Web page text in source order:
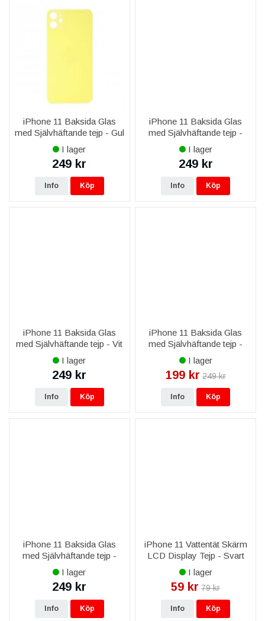
iPhone 11 Baksida Glas
med Självhäftande tejp - Gul
I lager
249 kr
Info Köp
iPhone 11 Baksida Glas
med Självhäftande tejp -
Röd
I lager
249 kr
Info Köp
iPhone 11 Baksida Glas
med Självhäftande tejp - Vit
I lager
249 kr
Info Köp
iPhone 11 Baksida Glas
med Självhäftande tejp -
Grön
I lager
199 kr 249 kr
Info Köp
iPhone 11 Baksida Glas
med Självhäftande tejp -
Svart
I lager
249 kr
Info Köp
iPhone 11 Vattentät Skärm
LCD Display Tejp - Svart
I lager
59 kr 79 kr
Info Köp